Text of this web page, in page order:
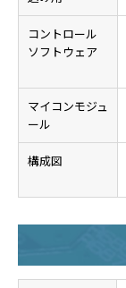
コントロール
ソフトウェア
マイコンモジュ
ール
構成図